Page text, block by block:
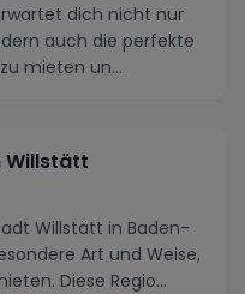
dich nicht nur
auch die perfekte
mieten un...
Willstätt
Willstätt in Baden-
Art und Weise,
Diese Regio...